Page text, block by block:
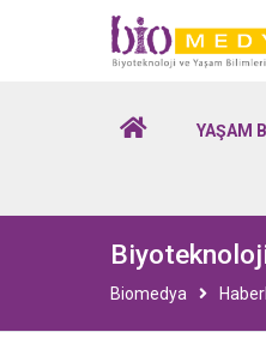
YAŞAM
Biomedya